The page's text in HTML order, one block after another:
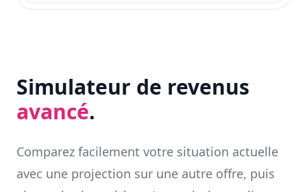
Simulateur de revenus
avancé.
Comparez facilement votre situation actuelle
avec une projection sur une autre offre, puis